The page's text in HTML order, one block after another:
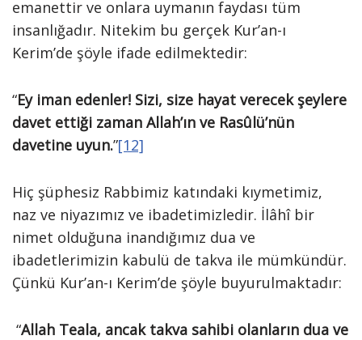
emanettir ve onlara uymanın faydası tüm
insanlığadır. Nitekim bu gerçek Kur’an-ı
Kerim’de şöyle ifade edilmektedir:
“Ey iman edenler! Sizi, size hayat verecek şeylere
davet ettiği zaman Allah’ın ve Rasûlü’nün
davetine uyun.”[12]
Hiç şüphesiz Rabbimiz katındaki kıymetimiz,
naz ve niyazımız ve ibadetimizledir. İlâhî bir
nimet olduğuna inandığımız dua ve
ibadetlerimizin kabulü de takva ile mümkündür.
Çünkü Kur’an-ı Kerim’de şöyle buyurulmaktadır:
“Allah Teala, ancak takva sahibi olanların dua ve